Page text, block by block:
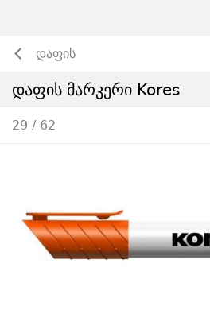
დაფის
დაფის მარკერი Kores
29 / 62